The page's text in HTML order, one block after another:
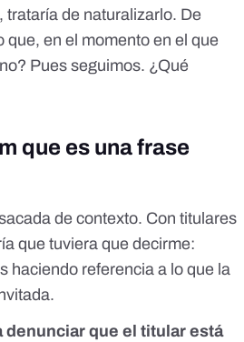
trataría de naturalizarlo. De
que, en el momento en el que
Pues seguimos. ¿Qué
que es una frase
de contexto. Con titulares
que tuviera que decirme:
haciendo referencia a lo que la
denunciar que el titular está